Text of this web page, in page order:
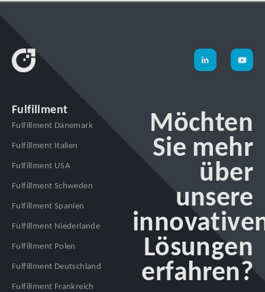
Fulfillment
Fulfillment Dänemark
Fulfillment Italien
Fulfillment USA
Fulfillment Schweden
Fulfillment Spanien
Fulfillment Niederlande
Fulfillment Polen
Fulfillment Deutschland
Fulfillment Frankreich
Möchten
Sie mehr
über
unsere
Lösungen
erfahren?